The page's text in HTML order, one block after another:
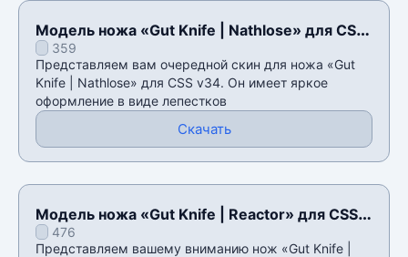
Модель ножа «Gut Knife | Nathlose» для CSS
v34359
Представляем вам очередной скин для ножа «Gut
Knife | Nathlose» для CSS v34. Он имеет яркое
оформление в виде лепестков
Скачать
Модель ножа «Gut Knife | Reactor» для CSS
v34476
Представляем вашему вниманию нож «Gut Knife |